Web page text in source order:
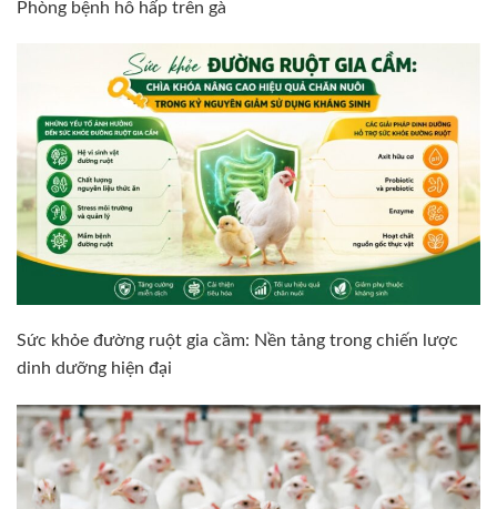
Phòng bệnh hô hấp trên gà
Sức khỏe đường ruột gia cầm: Nền tảng trong chiến lược
dinh dưỡng hiện đại